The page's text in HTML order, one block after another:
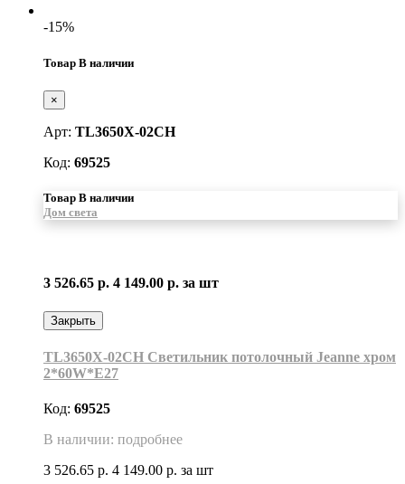
-15%
Товар В наличии
×
Арт: TL3650X-02CH
Код: 69525
Товар В наличии
Дом света
3 526.65 р. 4 149.00 р. за шт
Закрыть
TL3650X-02CH Светильник потолочный Jeanne хром
2*60W*E27
Код: 69525
В наличии: подробнее
3 526.65 р. 4 149.00 р. за шт